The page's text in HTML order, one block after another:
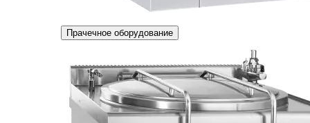
Прачечное оборудование